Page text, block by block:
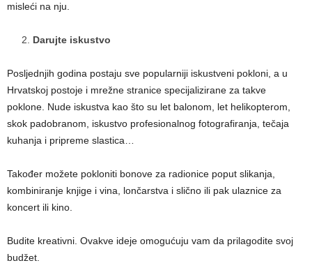
misleći na nju.
Darujte iskustvo
Posljednjih godina postaju sve popularniji iskustveni pokloni, a u
Hrvatskoj postoje i mrežne stranice specijalizirane za takve
poklone. Nude iskustva kao što su let balonom, let helikopterom,
skok padobranom, iskustvo profesionalnog fotografiranja, tečaja
kuhanja i pripreme slastica…
Također možete pokloniti bonove za radionice poput slikanja,
kombiniranje knjige i vina, lončarstva i slično ili pak ulaznice za
koncert ili kino.
Budite kreativni. Ovakve ideje omogućuju vam da prilagodite svoj
budžet.